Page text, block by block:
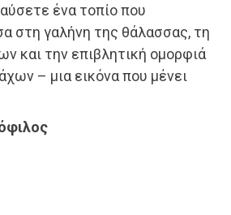
ένα τοπίο που
στη γαλήνη της θάλασσας, τη
και την επιβλητική ομορφιά
– μια εικόνα που μένει